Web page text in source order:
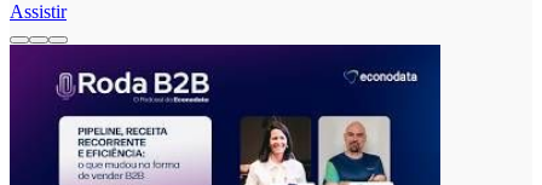
Assistir